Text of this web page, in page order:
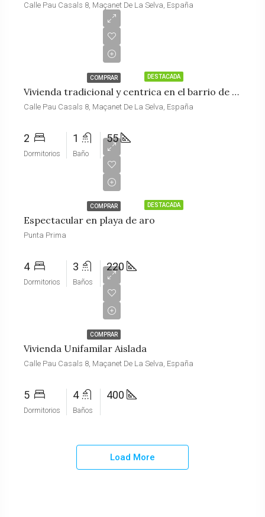
Calle Pau Casals 8, Maçanet De La Selva, España
DESTACADA
COMPRAR
Vivienda tradicional y centrica en el barrio de Gracia
Calle Pau Casals 8, Maçanet De La Selva, España
2
Dormitorios
1
Baño
55
DESTACADA
COMPRAR
Espectacular en playa de aro
Punta Prima
4
Dormitorios
3
Baños
220
COMPRAR
Vivienda Unifamilar Aislada
Calle Pau Casals 8, Maçanet De La Selva, España
5
Dormitorios
4
Baños
400
Load More